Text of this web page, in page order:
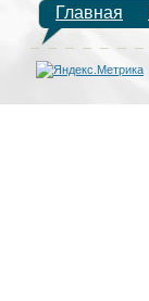
Главная